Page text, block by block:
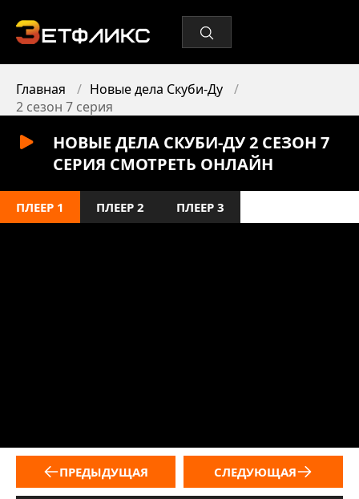
Главная
Новые дела Скуби-Ду
2 сезон 7 серия
НОВЫЕ ДЕЛА СКУБИ-ДУ 2 СЕЗОН 7
СЕРИЯ СМОТРЕТЬ ОНЛАЙН
ПЛЕЕР 1 ПЛЕЕР 2 ПЛЕЕР 3
ПРЕДЫДУЩАЯ СЛЕДУЮЩАЯ